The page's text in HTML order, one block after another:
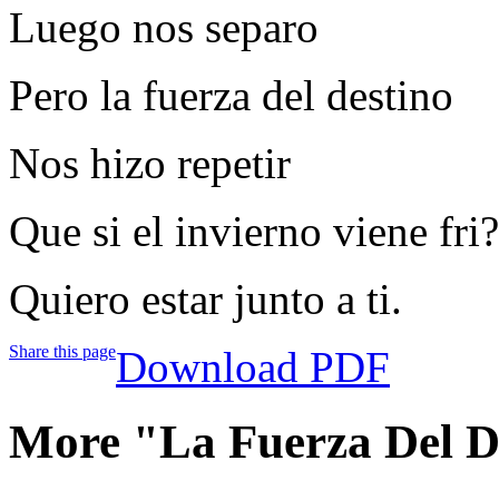
Luego nos separo
Pero la fuerza del destino
Nos hizo repetir
Que si el invierno viene fri?
Quiero estar junto a ti.
Share this pageDownload PDF
More "La Fuerza Del